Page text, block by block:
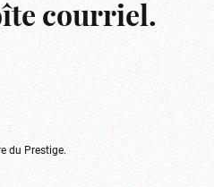
courriel.
du Prestige.